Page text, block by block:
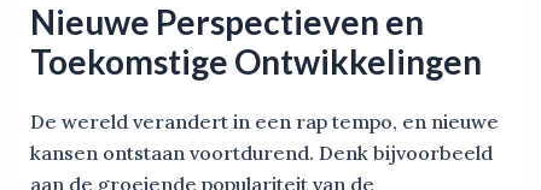
Nieuwe Perspectieven en
Toekomstige Ontwikkelingen
De wereld verandert in een rap tempo, en nieuwe
kansen ontstaan voortdurend. Denk bijvoorbeeld
aan de groeiende populariteit van de